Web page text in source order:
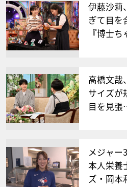
伊藤沙莉
ぎて目
『博士
高橋文哉
サイズが
目を見
メジャー
本人栄
ズ・岡